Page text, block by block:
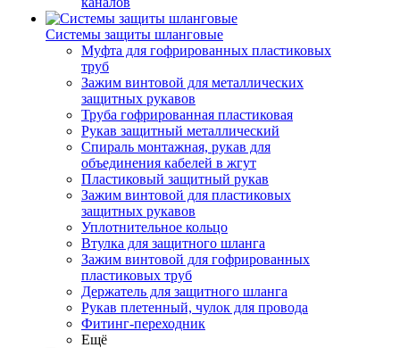
Системы защиты шланговые
Муфта для гофрированных пластиковых
труб
Зажим винтовой для металлических
защитных рукавов
Труба гофрированная пластиковая
Рукав защитный металлический
Спираль монтажная, рукав для
объединения кабелей в жгут
Пластиковый защитный рукав
Зажим винтовой для пластиковых
защитных рукавов
Уплотнительное кольцо
Втулка для защитного шланга
Зажим винтовой для гофрированных
пластиковых труб
Держатель для защитного шланга
Рукав плетенный, чулок для провода
Фитинг-переходник
Ещё